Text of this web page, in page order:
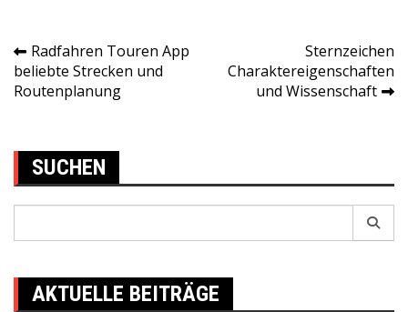
Post
navigation
Radfahren Touren App
beliebte Strecken und
Routenplanung
Sternzeichen
Charaktereigenschaften
und Wissenschaft
SUCHEN
for:
AKTUELLE BEITRÄGE